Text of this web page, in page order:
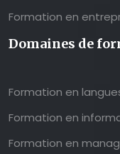
Formation en
Domaines de
Formation en
Formation en
Formation en